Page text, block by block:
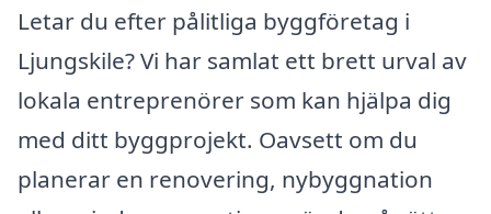
Letar du efter pålitliga byggföretag i
Ljungskile? Vi har samlat ett brett urval av
lokala entreprenörer som kan hjälpa dig
med ditt byggprojekt. Oavsett om du
planerar en renovering, nybyggnation